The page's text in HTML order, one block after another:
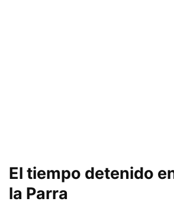
El tiempo detenido
la Parra